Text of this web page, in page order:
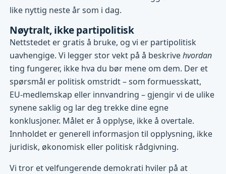
like nyttig neste år som i dag.
Nøytralt, ikke partipolitisk
Nettstedet er gratis å bruke, og vi er partipolitisk
uavhengige. Vi legger stor vekt på å beskrivehvordan
ting fungerer, ikke hva du bør mene om dem. Der et
spørsmål er politisk omstridt – som formuesskatt,
EU-medlemskap eller innvandring – gjengir vi de ulike
synene saklig og lar deg trekke dine egne
konklusjoner. Målet er å opplyse, ikke å overtale.
Innholdet er generell informasjon til opplysning, ikke
juridisk, økonomisk eller politisk rådgivning.
Vi tror et velfungerende demokrati hviler på at